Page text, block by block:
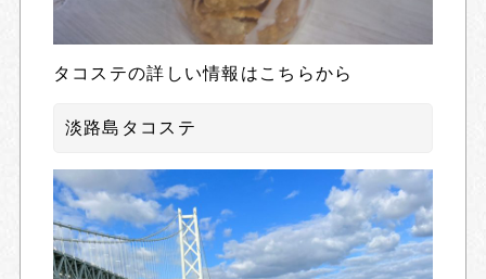
タコステの詳しい情報はこちらから
淡路島タコステ